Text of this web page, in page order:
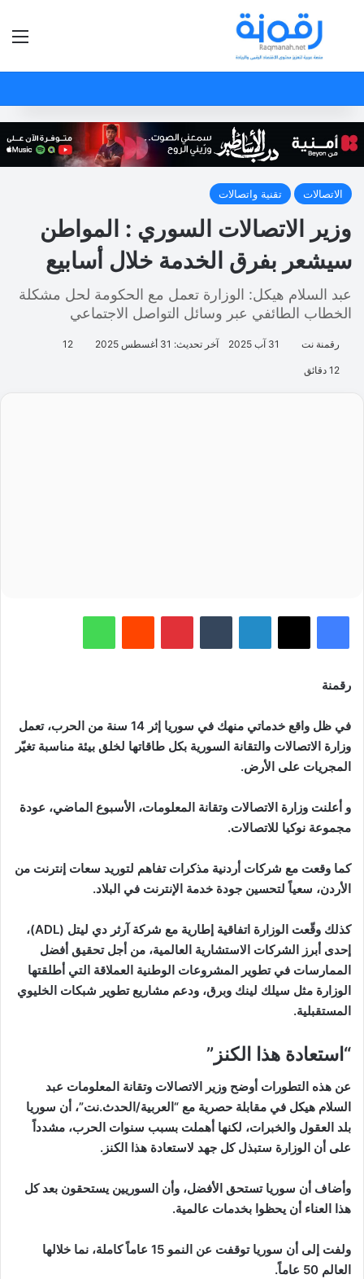
بحث عن
الاتصالات تقنية واتصالات
وزير الاتصالات السوري : المواطن
سيشعر بفرق الخدمة خلال أسابيع
عبد السلام هيكل: الوزارة تعمل مع الحكومة لحل مشكلة
الخطاب الطائفي عبر وسائل التواصل الاجتماعي
رقمنة نت 31 آب 2025 آخر تحديث: 31 أغسطس 2025 12
فيسبوك لينكدإن بينتيريست
رقمنة
في ظل واقع خدماتي منهك في سوريا إثر 14 سنة من الحرب، تعمل
وزارة الاتصالات والتقانة السورية بكل طاقاتها لخلق بيئة مناسبة تغيّر
المجريات على الأرض.
و أعلنت وزارة الاتصالات وتقانة المعلومات، الأسبوع الماضي، عودة
مجموعة نوكيا للاتصالات.
كما وقعت مع شركات أردنية مذكرات تفاهم لتوريد سعات إنترنت من
الأردن، سعياً لتحسين جودة خدمة الإنترنت في البلاد.
كذلك وقّعت الوزارة اتفاقية إطارية مع شركة آرثر دي ليتل (ADL)،
إحدى أبرز الشركات الاستشارية العالمية، من أجل تحقيق أفضل
الممارسات في تطوير المشروعات الوطنية العملاقة التي أطلقتها
الوزارة مثل سيلك لينك وبرق، ودعم مشاريع تطوير شبكات الخليوي
المستقبلية.
“استعادة هذا الكنز”
عن هذه التطورات أوضح وزير الاتصالات وتقانة المعلومات عبد
السلام هيكل في مقابلة حصرية مع “العربية/الحدث.نت”، أن سوريا
بلد العقول والخبرات، لكنها أهملت بسبب سنوات الحرب، مشدداً
على أن الوزارة ستبذل كل جهد لاستعادة هذا الكنز.
وأضاف أن سوريا تستحق الأفضل، وأن السوريين يستحقون بعد كل
هذا العناء أن يحظوا بخدمات عالمية.
ولفت إلى أن سوريا توقفت عن النمو 15 عاماً كاملة، نما خلالها
العالم 50 عاماً.